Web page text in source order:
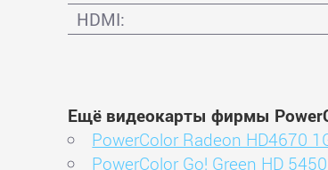
HDMI:
Ещё видеокарты фирмы
PowerColor Radeon HD4670
PowerColor Go! Green HD